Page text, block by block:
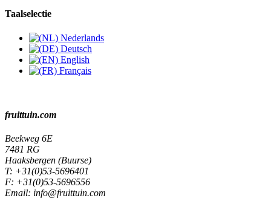
Taalselectie
Nederlands
Deutsch
English
Français
fruittuin.com
Beekweg 6E
7481 RG
Haaksbergen (Buurse)
T: +31(0)53-5696401
F: +31(0)53-5696556
Email: info@fruittuin.com